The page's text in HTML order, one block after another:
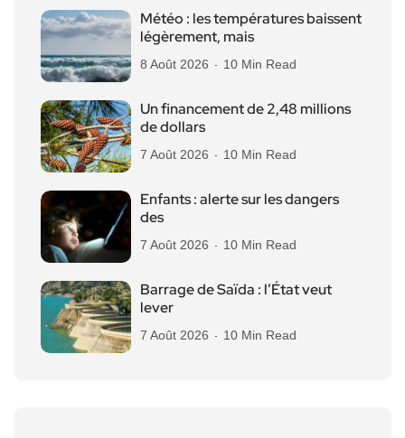
Météo : les températures baissent
légèrement, mais
8 Août 2026 10 Min Read
Un financement de 2,48 millions
de dollars
7 Août 2026 10 Min Read
Enfants : alerte sur les dangers
des
7 Août 2026 10 Min Read
Barrage de Saïda : l’État veut
lever
7 Août 2026 10 Min Read